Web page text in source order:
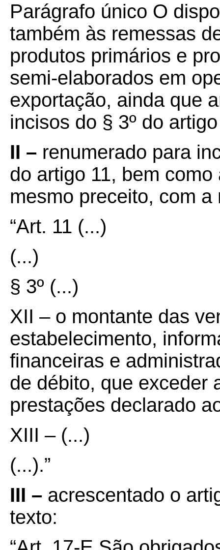
Parágrafo único O
também às remessas
produtos primários e
semi-elaborados em
exportação, ainda que
incisos do § 3º do artigo
II – renumerado para
do artigo 11, bem
mesmo preceito, com
“Art. 11 (...)
(...)
§ 3º (...)
XII – o montante das
estabelecimento,
financeiras e
de débito, que exceder
prestações declarado
XIII – (...)
(...).”
III – acrescentado o
texto: